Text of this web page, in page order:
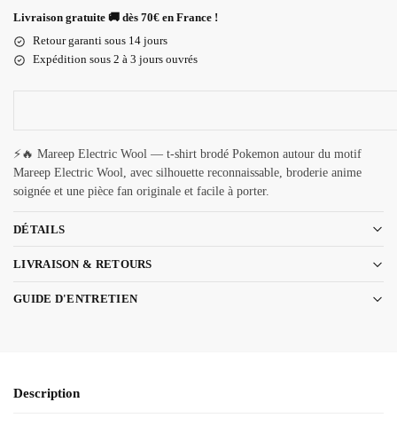
Livraison gratuite 🚚 dès 70€ en France !
Retour garanti sous 14 jours
Expédition sous 2 à 3 jours ouvrés
⚡🔥 Mareep Electric Wool — t-shirt brodé Pokemon autour du motif
Mareep Electric Wool, avec silhouette reconnaissable, broderie anime
soignée et une pièce fan originale et facile à porter.
DÉTAILS
LIVRAISON & RETOURS
GUIDE D'ENTRETIEN
Description